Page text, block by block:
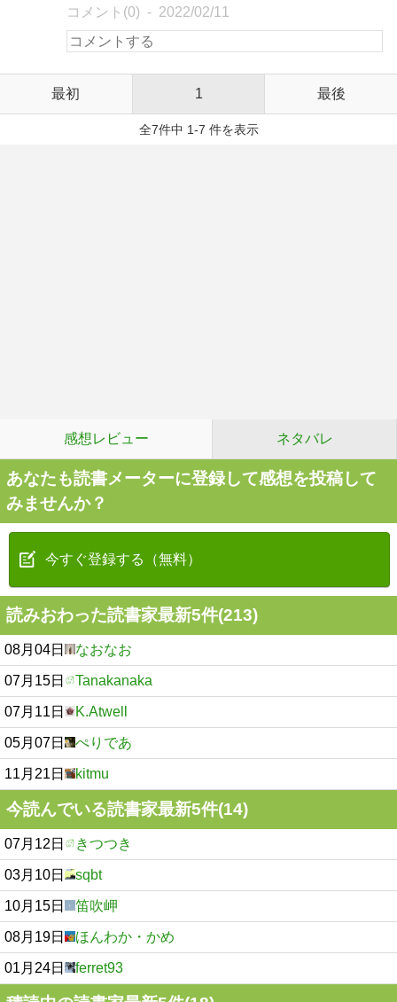
コメント(0) 2022/02/11
最初 1 最後
全7件中 1-7 件を表示
感想レビュー ネタバレ
あなたも読書メーターに登録して感想を投稿して
みませんか？
今すぐ登録する（無料）
読みおわった読書家最新5件(213)
08月04日 なおなお
07月15日 Tanakanaka
07月11日 K.Atwell
05月07日 ぺりであ
11月21日 kitmu
今読んでいる読書家最新5件(14)
07月12日 きつつき
03月10日 sqbt
10月15日 笛吹岬
08月19日 ほんわか・かめ
01月24日 ferret93